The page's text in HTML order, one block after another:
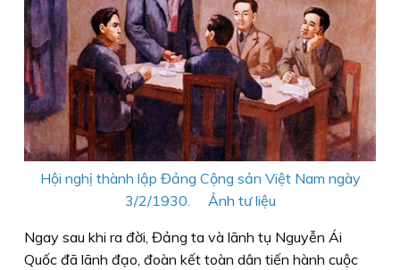
Hội nghị thành lập Đảng Cộng sản Việt Nam ngày
3/2/1930. Ảnh tư liệu
Ngay sau khi ra đời, Đảng ta và lãnh tụ Nguyễn Ái
Quốc đã lãnh đạo, đoàn kết toàn dân tiến hành cuộc